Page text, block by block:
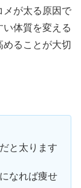
メが太る原因で
体質を変える
ることが大切
と太ります
なれば痩せ